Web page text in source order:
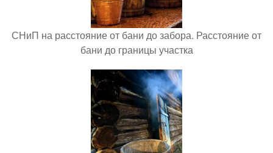
СНиП на расстояние от бани до забора. Расстояние от
бани до границы участка